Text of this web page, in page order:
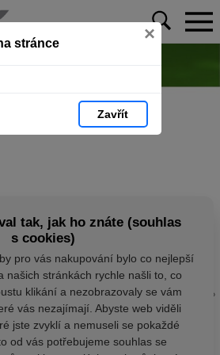
stránce ×
Zavřít
tak, jak ho znáte (souhlas
s cookies)
pro vás nakupování bylo co nejlepší
našich stránkách rychle našli to, co
klikání a nezobrazovaly se vám
vás nezajímají. Abyste web viděli
jste zvyklí a nemuseli se pokaždé
od vás potřebujeme souhlas se